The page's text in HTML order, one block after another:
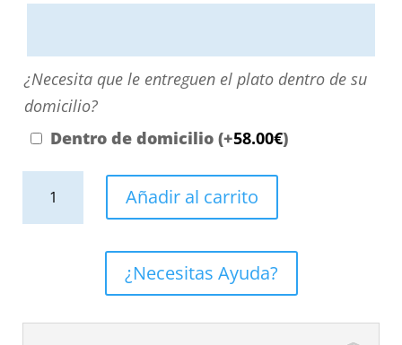
contactando
nosotros.
El
precio
será
¿Necesita
que
le
domicilio?
¿Necesita que le entreguen el plato dentro de su
domicilio?
Dentro de domicilio (+58.00€)
pizarra.
Añadir al carrito
¿Necesitas Ayuda?